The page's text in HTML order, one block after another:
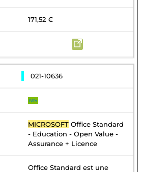
171,52 €
021-10636
MS
MICROSOFT Office Standard
- Education - Open Value -
Assurance + Licence
Office Standard est une